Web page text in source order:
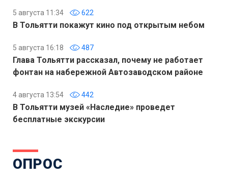
5 августа 11:34 622
В Тольятти покажут кино под открытым небом
5 августа 16:18 487
Глава Тольятти рассказал, почему не работает
фонтан на набережной Автозаводском районе
4 августа 13:54 442
В Тольятти музей «Наследие» проведет
бесплатные экскурсии
ОПРОС